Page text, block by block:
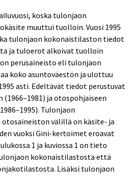
koska tulonjaon
muuttui tuolloin. Vuosi 1995
tulonjaon kokonaistilaston tiedot
ja tuloerot alkoivat tuolloin
perusaineisto eli tulonjaon
koko asuntoväestön ja ulottuu
asti. Edeltävät tiedot perustuvat
ja otospohjaiseen
Tulonjaon
välillä on käsite- ja
vuoksi Gini-kertoimet eroavat
1 ja kuviossa 1 on tieto
kokonaistilastosta että
Lisäksi tulonjaon